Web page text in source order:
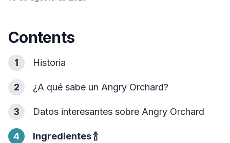
Contents
1 Historia
2 ¿A qué sabe un Angry Orchard?
3 Datos interesantes sobre Angry Orchard
4 Ingredientes🍾